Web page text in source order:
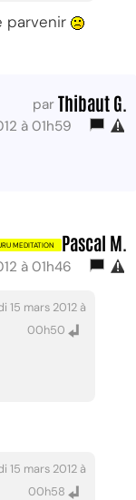
parvenir
par Thibaut G.
à 01h59
Pascal M.
à 01h46
15 mars 2012 à
00h50
15 mars 2012 à
00h58